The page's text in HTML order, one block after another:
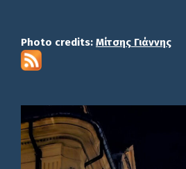
Photo credits: Μίτσης Γιάννης